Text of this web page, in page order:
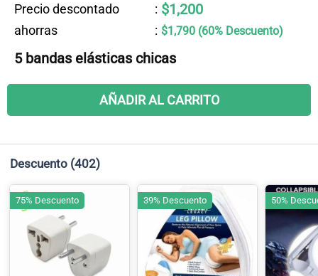
Precio descontado
: $1,200
ahorras : $1,790 (60% Descuento)
5 bandas elásticas chicas
AÑADIR AL CARRITO
Descuento (402)
75% Descuento 39% Descuento 50%